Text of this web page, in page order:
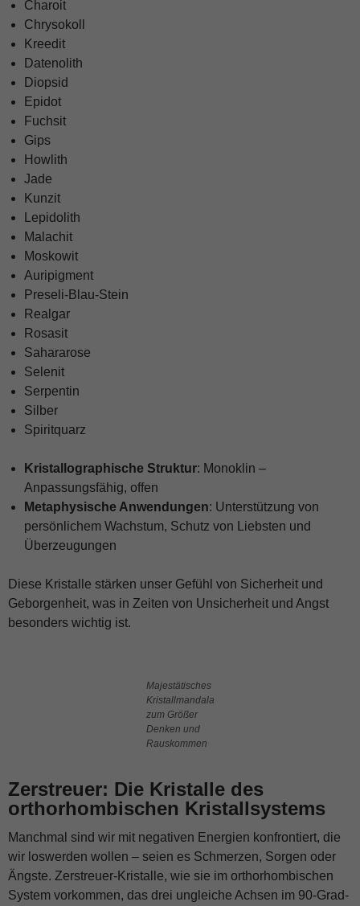
Charoit
Chrysokoll
Kreedit
Datenolith
Diopsid
Epidot
Fuchsit
Gips
Howlith
Jade
Kunzit
Lepidolith
Malachit
Moskowit
Auripigment
Preseli-Blau-Stein
Realgar
Rosasit
Sahararose
Selenit
Serpentin
Silber
Spiritquarz
Kristallographische Struktur: Monoklin –
Anpassungsfähig, offen
Metaphysische Anwendungen: Unterstützung von
persönlichem Wachstum, Schutz von Liebsten und
Überzeugungen
Diese Kristalle stärken unser Gefühl von Sicherheit und
Geborgenheit, was in Zeiten von Unsicherheit und Angst
besonders wichtig ist.
Majestätisches
Kristallmandala
zum Größer
Denken und
Rauskommen
Zerstreuer: Die Kristalle des
orthorhombischen Kristallsystems
Manchmal sind wir mit negativen Energien konfrontiert, die
wir loswerden wollen – seien es Schmerzen, Sorgen oder
Ängste. Zerstreuer-Kristalle, wie sie im orthorhombischen
System vorkommen, das drei ungleiche Achsen im 90-Grad-